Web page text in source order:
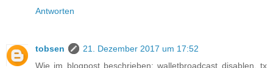
Antworten
tobsen
21. Dezember 2017 um 17:52
Wie im blogpost beschrieben: walletbroadcast disablen, tx